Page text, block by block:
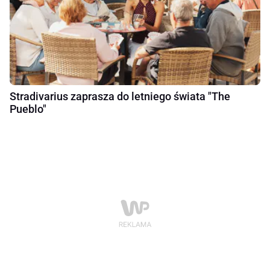
Stradivarius zaprasza do letniego świata "The
Pueblo"